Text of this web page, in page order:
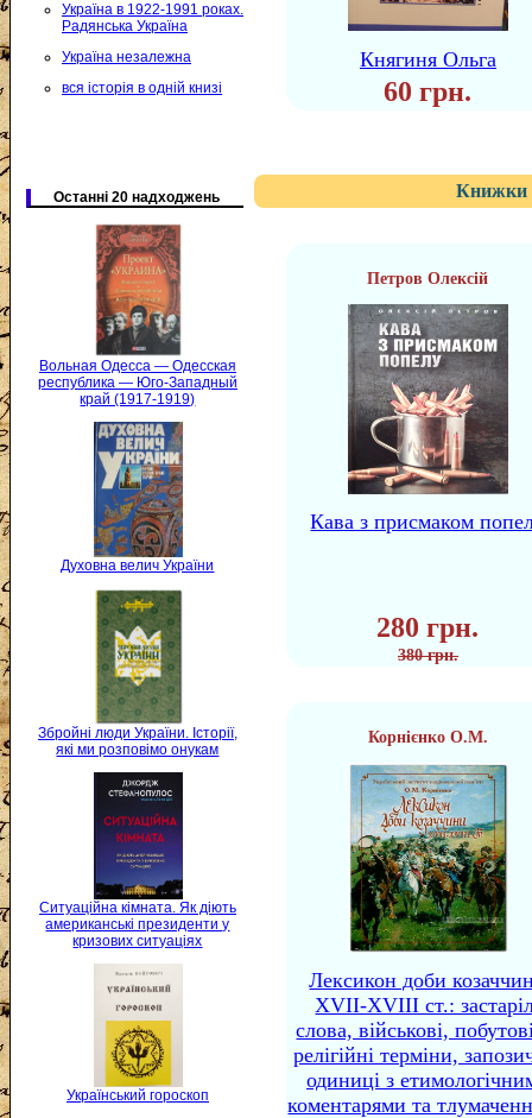
Україна в 1922-1991 роках.
Радянська Україна
Україна незалежна
вся історія в одній книзі
Останні 20 надходжень
Вольная Одесса — Одесская
республика — Юго-Западный
край (1917-1919)
Духовна велич України
Збройні люди України. Історії,
які ми розповімо онукам
Ситуаційна кімната. Як діють
американські президенти у
кризових ситуаціях
Український гороскоп
Княгиня Ольга
60 грн.
Книжки
Петров Олексій
Кава з присмаком
280 грн.
380 грн.
Корнієнко О.М.
Лексикон доби
XVII-XVIII ст.:
слова, військові,
релігійні терміни,
одиниці з
коментарями та